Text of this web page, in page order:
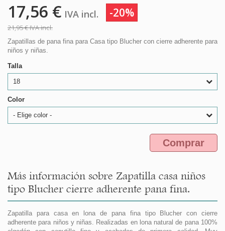
17,56 € IVA incl. -20%
21,95 €IVA incl.
Zapatillas de pana fina para Casa tipo Blucher con cierre adherente para
niños y niñas.
Talla
18
Color
- Elige color -
Comprar
Más información sobre Zapatilla casa niños
tipo Blucher cierre adherente pana fina.
Zapatilla para casa en lona de pana fina tipo Blucher con cierre
adherente para niños y niñas. Realizadas en lona natural de pana 100%